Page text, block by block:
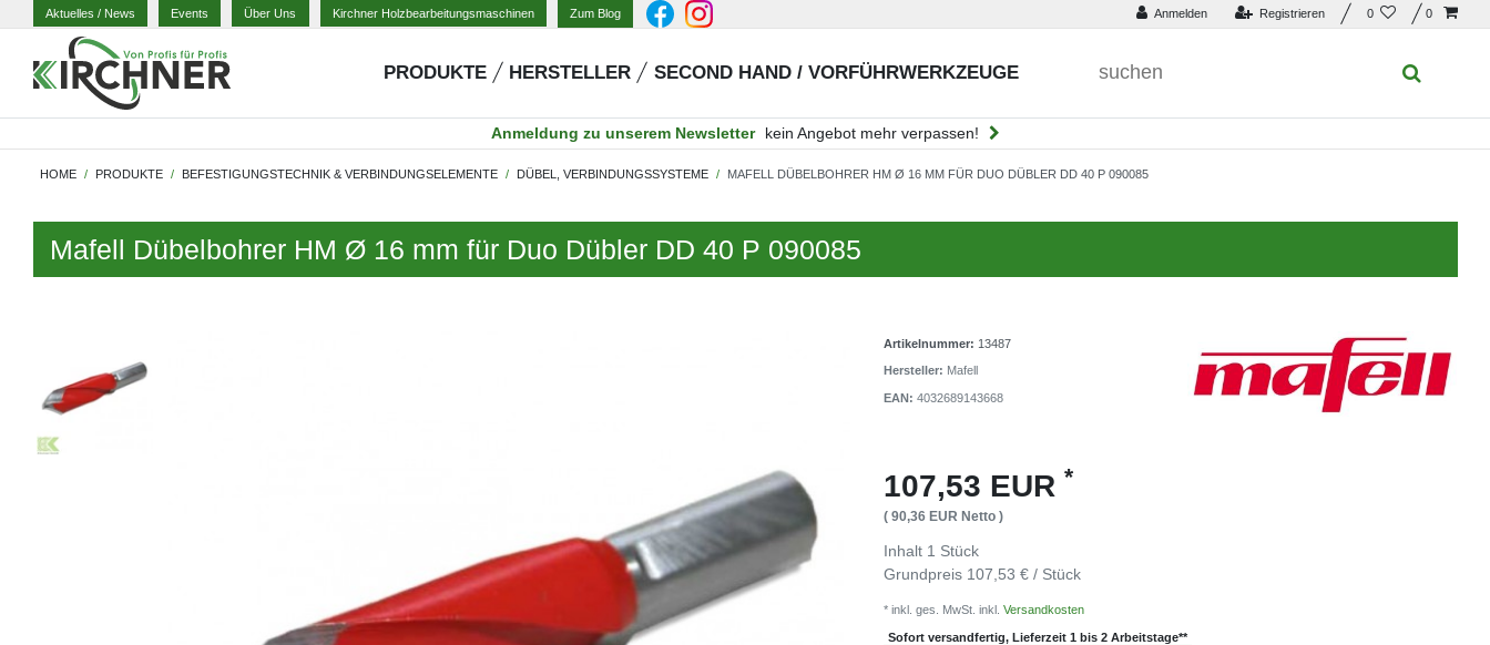
Anmelden Registrieren 0 0
Aktuelles / News Events Über Uns Kirchner Holzbearbeitungsmaschinen Zum Blog
PRODUKTE HERSTELLER SECOND HAND / VORFÜHRWERKZEUGE
Anmeldung zu unserem Newsletter kein Angebot mehr verpassen!
HOME PRODUKTE BEFESTIGUNGSTECHNIK & VERBINDUNGSELEMENTE DÜBEL, VERBINDUNGSSYSTEME MAFELL DÜBELBOHRER HM Ø 16 MM FÜR DUO DÜBLER DD 40 P 090085
Mafell Dübelbohrer HM Ø 16 mm für Duo Dübler DD 40 P 090085
Artikelnummer: 13487
Hersteller: Mafell
EAN: 4032689143668
107,53 EUR *
( 90,36 EUR Netto )
Inhalt 1 Stück
Grundpreis 107,53 € / Stück
* inkl. ges. MwSt. inkl. Versandkosten
Sofort versandfertig, Lieferzeit 1 bis 2 Arbeitstage**